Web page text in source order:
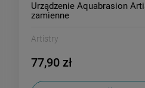
‌Urządzenie Aquabrasion
zamienne
Artistry
77,90 zł